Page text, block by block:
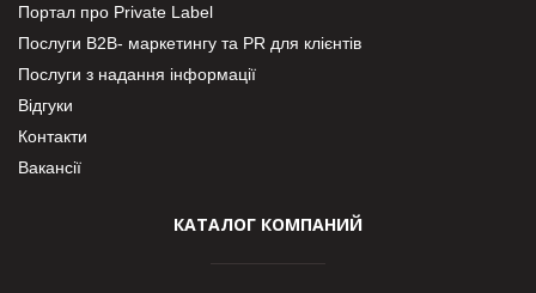
Портал про Private Label
Послуги В2В- маркетингу та PR для клієнтів
Послуги з надання інформації
Відгуки
Контакти
Вакансії
КАТАЛОГ КОМПАНИЙ